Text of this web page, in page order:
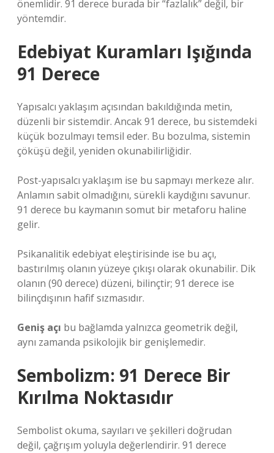
önemlidir. 91 derece burada bir “fazlalık” değil, bir
yöntemdir.
Edebiyat Kuramları Işığında
91 Derece
Yapısalcı yaklaşım açısından bakıldığında metin,
düzenli bir sistemdir. Ancak 91 derece, bu sistemdeki
küçük bozulmayı temsil eder. Bu bozulma, sistemin
çöküşü değil, yeniden okunabilirliğidir.
Post-yapısalcı yaklaşım ise bu sapmayı merkeze alır.
Anlamın sabit olmadığını, sürekli kaydığını savunur.
91 derece bu kaymanın somut bir metaforu haline
gelir.
Psikanalitik edebiyat eleştirisinde ise bu açı,
bastırılmış olanın yüzeye çıkışı olarak okunabilir. Dik
olanın (90 derece) düzeni, bilinçtir; 91 derece ise
bilinçdışının hafif sızmasıdır.
Geniş açı bu bağlamda yalnızca geometrik değil,
aynı zamanda psikolojik bir genişlemedir.
Sembolizm: 91 Derece Bir
Kırılma Noktasıdır
Sembolist okuma, sayıları ve şekilleri doğrudan
değil, çağrışım yoluyla değerlendirir. 91 derece